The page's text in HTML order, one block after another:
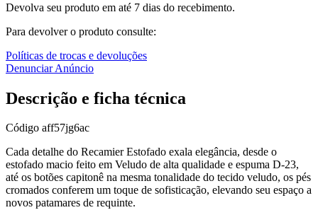
Devolva seu produto em até 7 dias do recebimento.
Para devolver o produto consulte:
Políticas de trocas e devoluções
Denunciar Anúncio
Descrição e ficha técnica
Código aff57jg6ac
Cada detalhe do Recamier Estofado exala elegância, desde o
estofado macio feito em Veludo de alta qualidade e espuma D-23,
até os botões capitonê na mesma tonalidade do tecido veludo, os pés
cromados conferem um toque de sofisticação, elevando seu espaço a
novos patamares de requinte.